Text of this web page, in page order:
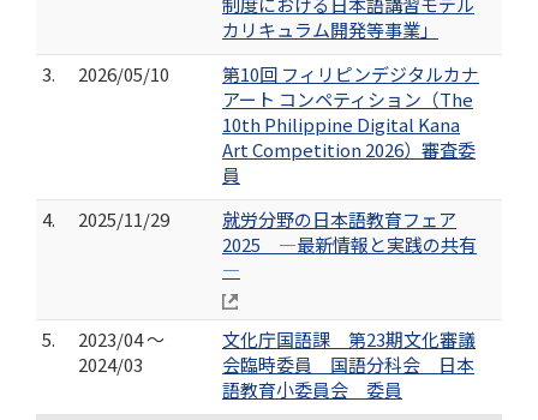
カリキュラム開発等事業」
3.
2026/05/10
第10回 フィリピンデジタルカナ
アート コンペティション（The
10th Philippine Digital Kana
Art Competition 2026）審査委
員
4.
2025/11/29
就労分野の日本語教育フェア
2025 ―最新情報と実践の共有
―
5.
2023/04 ～
2024/03
文化庁国語課 第23期文化審議
会臨時委員 国語分科会 日本
語教育小委員会 委員